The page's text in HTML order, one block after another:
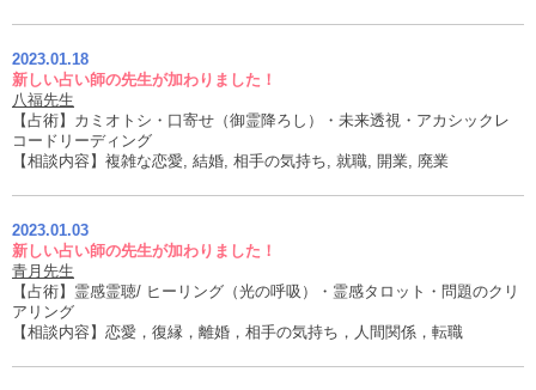
2023.01.18
新しい占い師の先生が加わりました！
八福先生
【占術】カミオトシ・口寄せ（御霊降ろし）・未来透視・アカシックレ
コードリーディング
【相談内容】複雑な恋愛, 結婚, 相手の気持ち, 就職, 開業, 廃業
2023.01.03
新しい占い師の先生が加わりました！
青月先生
【占術】霊感霊聴/ ヒーリング（光の呼吸）・霊感タロット・問題のクリ
アリング
【相談内容】恋愛，復縁，離婚，相手の気持ち，人間関係，転職